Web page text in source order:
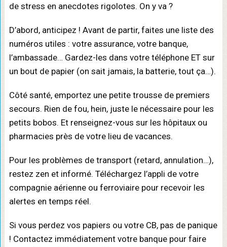
de stress en anecdotes rigolotes. On y va ?
D’abord, anticipez ! Avant de partir, faites une liste des
numéros utiles : votre assurance, votre banque,
l’ambassade… Gardez-les dans votre téléphone ET sur
un bout de papier (on sait jamais, la batterie, tout ça…).
Côté santé, emportez une petite trousse de premiers
secours. Rien de fou, hein, juste le nécessaire pour les
petits bobos. Et renseignez-vous sur les hôpitaux ou
pharmacies près de votre lieu de vacances.
Pour les problèmes de transport (retard, annulation…),
restez zen et informé. Téléchargez l’appli de votre
compagnie aérienne ou ferroviaire pour recevoir les
alertes en temps réel.
Si vous perdez vos papiers ou votre CB, pas de panique
! Contactez immédiatement votre banque pour faire